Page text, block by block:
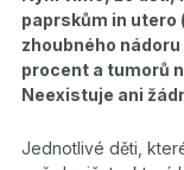
paprskům in utero
zhoubného
procent a tumorů
Neexistuje ani
Jednotlivé děti,